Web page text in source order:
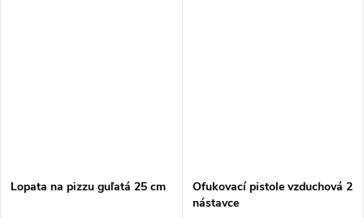
Lopata na pizzu guľatá 25 cm
Ofukovací pistole vzduchová 2
nástavce